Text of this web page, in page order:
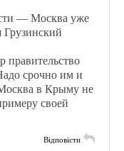
— Москва уже
Грузинский
правительство
срочно им и
в Крыму не
своей
Відповісти